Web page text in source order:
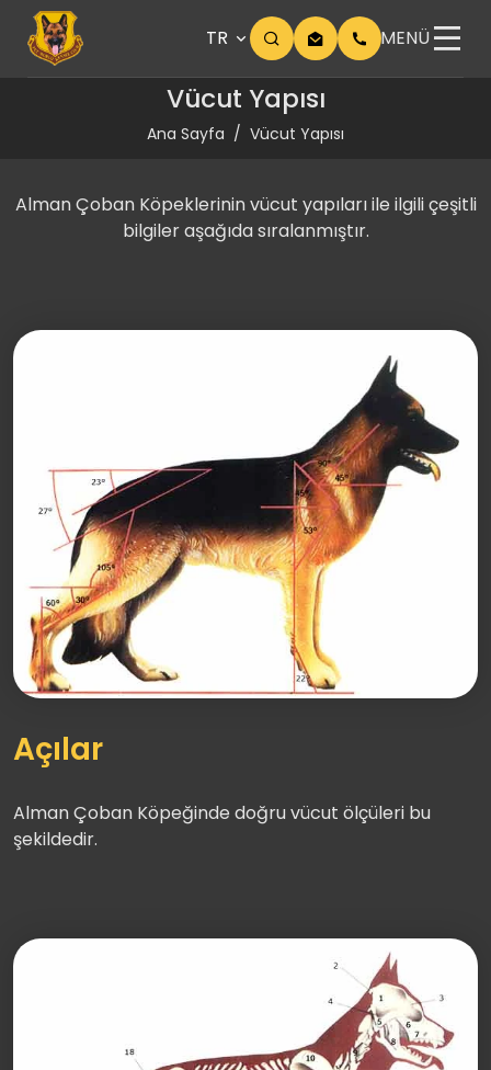
TR MENÜ
Vücut Yapısı
Ana Sayfa Vücut Yapısı
Alman Çoban Köpeklerinin vücut yapıları ile ilgili çeşitli
bilgiler aşağıda sıralanmıştır.
Açılar
Alman Çoban Köpeğinde doğru vücut ölçüleri bu
şekildedir.